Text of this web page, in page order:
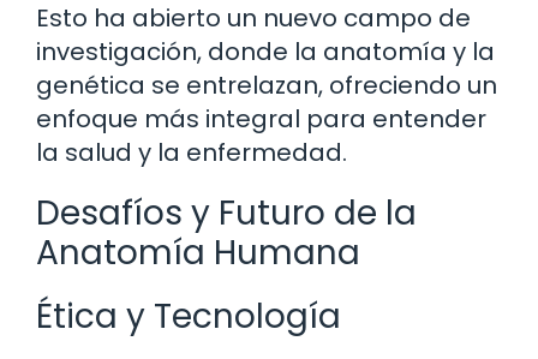
Esto ha abierto un nuevo campo de
investigación, donde la anatomía y la
genética se entrelazan, ofreciendo un
enfoque más integral para entender
la salud y la enfermedad.
Desafíos y Futuro de la
Anatomía Humana
Ética y Tecnología